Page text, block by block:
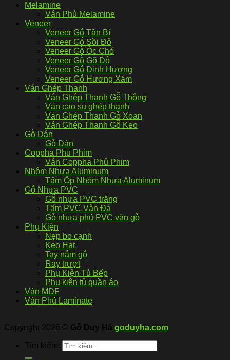
Melamine
Ván Phủ Melamine
Veneer
Veneer Gỗ Tần Bì
Veneer Gỗ Sồi Đỏ
Veneer Gỗ Óc Chó
Veneer Gỗ Gõ Đỏ
Veneer Gỗ Đinh Hương
Veneer Gỗ Hương Xám
Ván Ghép Thanh
Ván Ghép Thanh Gỗ Thông
Ván cao su ghép thanh
Ván Ghép Thanh Gỗ Xoan
Ván Ghép Thanh Gỗ Keo
Gỗ Dán
Gỗ Dán
Coppha Phủ Phim
Ván Coppha Phủ Phim
Nhôm Nhựa Aluminum
Tấm Ốp Nhôm Nhựa Aluminum
Gỗ Nhựa PVC
Gỗ nhựa PVC trắng
Tấm PVC Vân Đá
Gỗ nhựa phủ PVC vân gỗ
Phụ Kiện
Nẹp bo cạnh
Keo Hạt
Tay nắm gỗ
Ray trượt
Phụ Kiện Tủ Bếp
Phụ kiện tủ quần áo
Ván MDF
Ván Phủ Laminate
Copyright 2026 © Gỗ Duy Hà goduyha.com
Tìm kiếm: